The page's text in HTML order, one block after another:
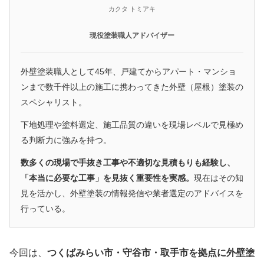
カクタ トミアキ
現役塗装職人アドバイザー
外壁塗装職人として45年、戸建てからアパート・マンショ
ンまで数千件以上の施工に携わってきた外壁（屋根）塗装の
スペシャリスト。
下地処理や塗料選定、施工品質の違いを現場レベルで見極め
る判断力に強みを持つ。
数多くの現場で手抜き工事や不適切な見積もりも経験し、
「本当に必要な工事」を見抜く重要性を実感。 現在はその知
見を活かし、外壁塗装の情報発信や業者選定のアドバイスを
行っている。
今回は、 つくばみらい市・守谷市・取手市を拠点に外壁塗